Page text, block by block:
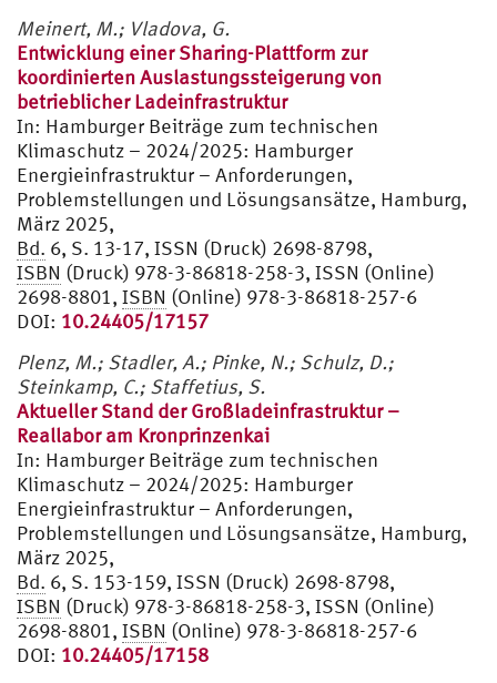
Meinert, M.; Vladova, G.
Entwicklung einer Sharing-Plattform zur
koordinierten Auslastungssteigerung von
betrieblicher Ladeinfrastruktur
In: Hamburger Beiträge zum technischen
Klimaschutz – 2024/2025: Hamburger
Energieinfrastruktur – Anforderungen,
Problemstellungen und Lösungsansätze, Hamburg,
März 2025,
Bd. 6, S. 13-17, ISSN (Druck) 2698-8798,
ISBN (Druck) 978-3-86818-258-3, ISSN (Online)
2698-8801, ISBN (Online) 978-3-86818-257-6
DOI: 10.24405/17157
Plenz, M.; Stadler, A.; Pinke, N.; Schulz, D.;
Steinkamp, C.; Staffetius, S.
Aktueller Stand der Großladeinfrastruktur –
Reallabor am Kronprinzenkai
In: Hamburger Beiträge zum technischen
Klimaschutz – 2024/2025: Hamburger
Energieinfrastruktur – Anforderungen,
Problemstellungen und Lösungsansätze, Hamburg,
März 2025,
Bd. 6, S. 153-159, ISSN (Druck) 2698-8798,
ISBN (Druck) 978-3-86818-258-3, ISSN (Online)
2698-8801, ISBN (Online) 978-3-86818-257-6
DOI: 10.24405/17158